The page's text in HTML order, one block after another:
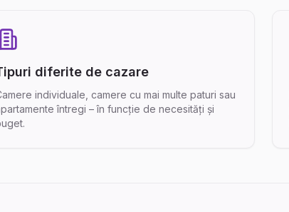
diferite de cazare
individuale, camere cu mai multe paturi sau
întregi – în funcție de necesități și